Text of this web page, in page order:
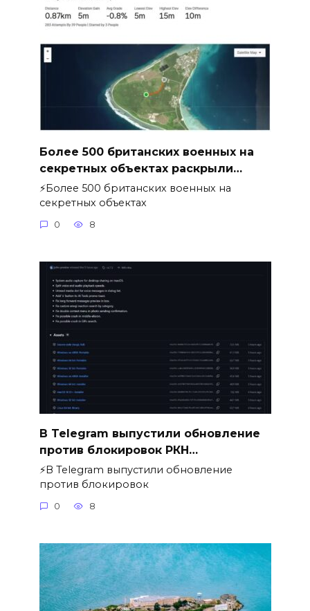
Более 500 британских военных на
секретных объектах раскрыли…
⚡️Более 500 британских военных на
секретных объектах
0 8
В Telegram выпустили обновление
против блокировок РКН…
⚡️В Telegram выпустили обновление
против блокировок
0 8